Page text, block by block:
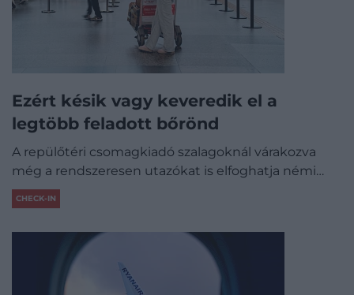
Ezért késik vagy keveredik el a
legtöbb feladott bőrönd
A repülőtéri csomagkiadó szalagoknál várakozva
még a rendszeresen utazókat is elfoghatja némi…
CHECK-IN